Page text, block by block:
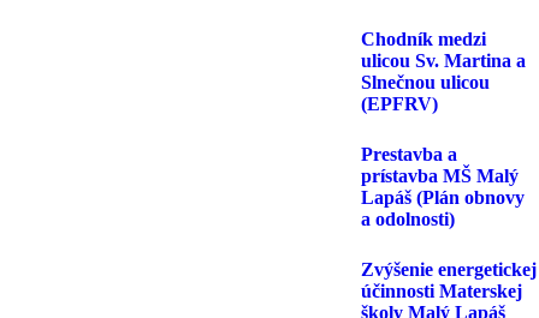
Chodník medzi
ulicou Sv. Martina a
Slnečnou ulicou
(EPFRV)
Prestavba a
prístavba MŠ Malý
Lapáš (Plán obnovy
a odolnosti)
Zvýšenie energetickej
účinnosti Materskej
školy Malý Lapáš